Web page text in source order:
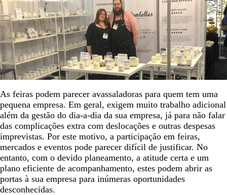
As feiras podem parecer avassaladoras para quem tem uma
pequena empresa. Em geral, exigem muito trabalho adicional
além da gestão do dia-a-dia da sua empresa, já para não falar
das complicações extra com deslocações e outras despesas
imprevistas. Por este motivo, a participação em feiras,
mercados e eventos pode parecer difícil de justificar. No
entanto, com o devido planeamento, a atitude certa e um
plano eficiente de acompanhamento, estes podem abrir as
portas à sua empresa para inúmeras oportunidades
desconhecidas.